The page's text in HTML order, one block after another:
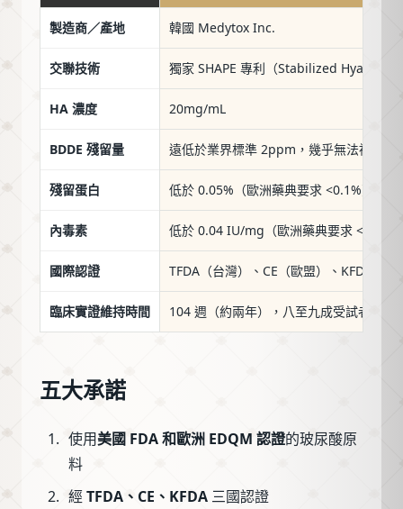
製造商／產地 韓國 Medytox Inc.
交聯技術 獨家 SHAPE 專利（Stabilized
HA 濃度 20mg/mL
BDDE 殘留量 遠低於業界標準 2ppm，幾乎無法被精密
殘留蛋白 低於 0.05%（歐洲藥典要求 <0.1%）
內毒素 低於 0.04 IU/mg（歐洲藥典要求 <0.5
國際認證 TFDA（台灣）、CE（歐盟）、KFDA（
臨床實證維持時間 104 週（約兩年），八至九成受試者仍維
五大承諾
使用美國 FDA 和歐洲 EDQM 認證的玻尿酸原
料
經TFDA、CE、KFDA 三國認證